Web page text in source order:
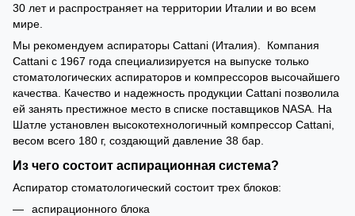
30 лет и распространяет на территории Италии и во всем
мире.
Мы рекомендуем аспираторы Cattani (Италия). Компания
Cattani с 1967 года специализируется на выпуске только
стоматологических аспираторов и компрессоров высочайшего
качества. Качество и надежность продукции Cattani позволила
ей занять престижное место в списке поставщиков NASA. На
Шатле установлен высокотехнологичный компрессор Cattani,
весом всего 180 г, создающий давление 38 бар.
Из чего состоит аспирационная система?
Аспиратор стоматологический состоит трех блоков:
аспирационного блока